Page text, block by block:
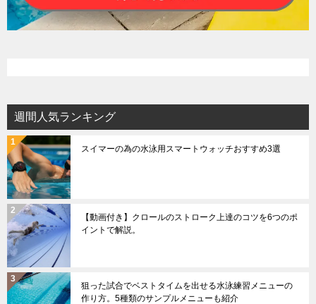
週間人気ランキング
スイマーの為の水泳用スマートウォッチおすすめ3選
【動画付き】クロールのストローク上達のコツを6つのポ
イントで解説。
狙った試合でベストタイムを出せる水泳練習メニューの
作り方。5種類のサンプルメニューも紹介